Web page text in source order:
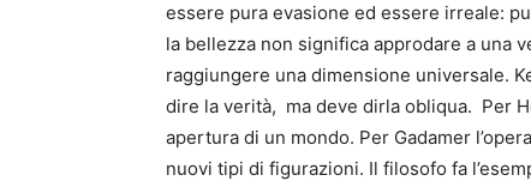
essere pura evasione ed essere irreale:
la bellezza non significa approdare a una
raggiungere una dimensione universale.
dire la verità, ma deve dirla obliqua. Per
apertura di un mondo. Per Gadamer
nuovi tipi di figurazioni. Il filosofo fa